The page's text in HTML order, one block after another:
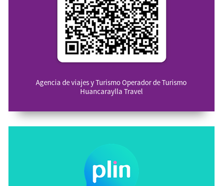
Agencia de viajes y Turismo Operador de Turismo
Huancaraylla Travel